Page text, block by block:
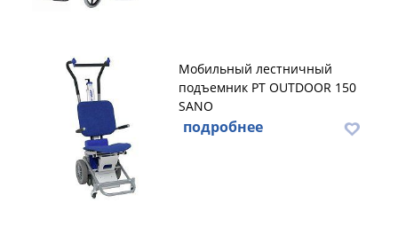
Мобильный лестничный
подъемник PT OUTDOOR 150
SANO
подробнее